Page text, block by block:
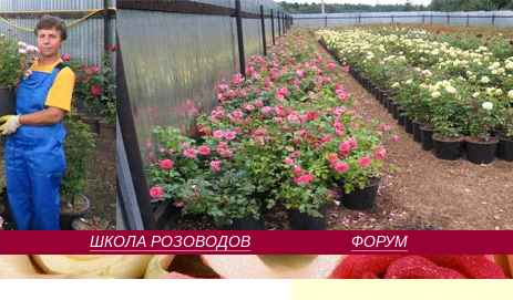
ШКОЛА РОЗОВОДОВ ФОРУМ